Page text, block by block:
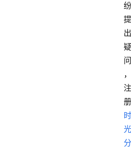
纷
提
出
疑
问
，
注
册
时
光
分